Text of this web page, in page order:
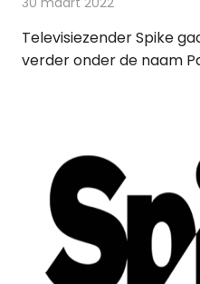
Televisiezender Spike
verder onder de naam